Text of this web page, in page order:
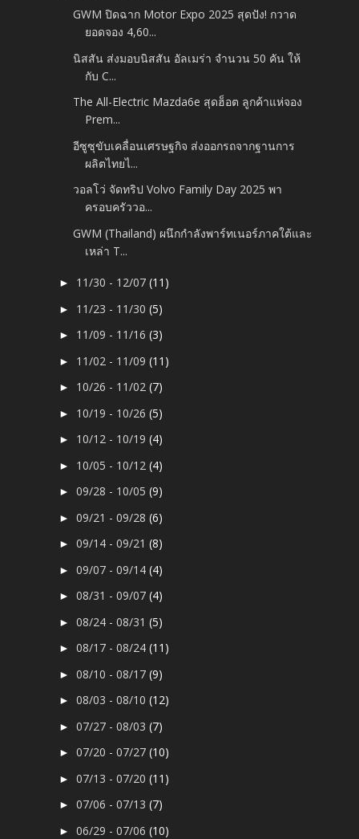
GWM ปิดฉาก Motor Expo 2025 สุดปัง! กวาด
ยอดจอง 4,60...
นิสสัน ส่งมอบนิสสัน อัลเมร่า จำนวน 50 คัน ให้
กับ C...
The All-Electric Mazda6e สุดฮ็อต ลูกค้าแห่จอง
Prem...
อีซูซุขับเคลื่อนเศรษฐกิจ ส่งออกรถจากฐานการ
ผลิตไทยไ...
วอลโว่ จัดทริป Volvo Family Day 2025 พา
ครอบครัววอ...
GWM (Thailand) ผนึกกำลังพาร์ทเนอร์ภาคใต้และ
เหล่า T...
► 11/30 - 12/07(11)
► 11/23 - 11/30(5)
► 11/09 - 11/16(3)
► 11/02 - 11/09(11)
► 10/26 - 11/02(7)
► 10/19 - 10/26(5)
► 10/12 - 10/19(4)
► 10/05 - 10/12(4)
►09/28 - 10/05(9)
►09/21 - 09/28(6)
►09/14 - 09/21(8)
►09/07 - 09/14(4)
►08/31 - 09/07(4)
►08/24 - 08/31(5)
►08/17 - 08/24(11)
►08/10 - 08/17(9)
►08/03 - 08/10(12)
►07/27 - 08/03(7)
►07/20 - 07/27(10)
►07/13 - 07/20(11)
►07/06 - 07/13(7)
►06/29 - 07/06(10)